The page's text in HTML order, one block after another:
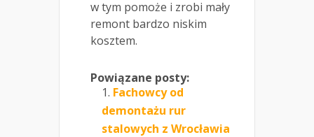
w tym pomoże i zrobi mały
remont bardzo niskim
kosztem.
Powiązane posty:
Fachowcy od
demontażu rur
stalowych z Wrocławia